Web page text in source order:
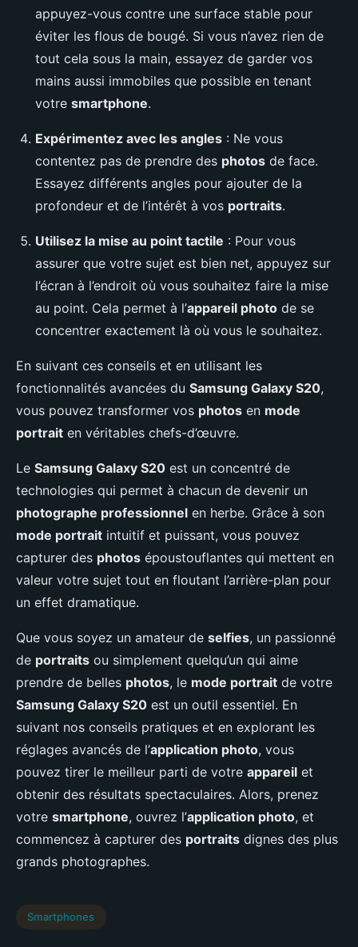
appuyez-vous contre une surface stable pour
éviter les flous de bougé. Si vous n’avez rien de
tout cela sous la main, essayez de garder vos
mains aussi immobiles que possible en tenant
votre smartphone.
Expérimentez avec les angles : Ne vous
contentez pas de prendre des photos de face.
Essayez différents angles pour ajouter de la
profondeur et de l’intérêt à vos portraits.
Utilisez la mise au point tactile : Pour vous
assurer que votre sujet est bien net, appuyez sur
l’écran à l’endroit où vous souhaitez faire la mise
au point. Cela permet à l’appareil photo de se
concentrer exactement là où vous le souhaitez.
En suivant ces conseils et en utilisant les
fonctionnalités avancées du Samsung Galaxy S20,
vous pouvez transformer vos photos en mode
portrait en véritables chefs-d’œuvre.
Le Samsung Galaxy S20 est un concentré de
technologies qui permet à chacun de devenir un
photographe professionnel en herbe. Grâce à son
mode portrait intuitif et puissant, vous pouvez
capturer des photos époustouflantes qui mettent en
valeur votre sujet tout en floutant l’arrière-plan pour
un effet dramatique.
Que vous soyez un amateur de selfies, un passionné
de portraits ou simplement quelqu’un qui aime
prendre de belles photos, le mode portrait de votre
Samsung Galaxy S20 est un outil essentiel. En
suivant nos conseils pratiques et en explorant les
réglages avancés de l’application photo, vous
pouvez tirer le meilleur parti de votre appareil et
obtenir des résultats spectaculaires. Alors, prenez
votre smartphone, ouvrez l’application photo, et
commencez à capturer des portraits dignes des plus
grands photographes.
Smartphones